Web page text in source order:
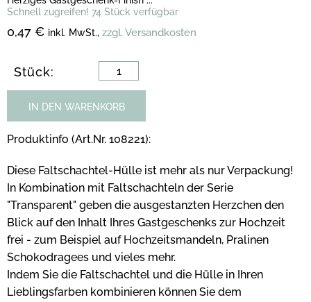
Schnell zugreifen! 74 Stück verfügbar
0,47 € inkl. MwSt., zzgl. Versandkosten
Stück:
IN DEN WARENKORB
Produktinfo (Art.Nr. 108221):
Diese Faltschachtel-Hülle ist mehr als nur Verpackung!
In Kombination mit Faltschachteln der Serie
"Transparent" geben die ausgestanzten Herzchen den
Blick auf den Inhalt Ihres Gastgeschenks zur Hochzeit
frei - zum Beispiel auf Hochzeitsmandeln, Pralinen
Schokodragees und vieles mehr.
Indem Sie die Faltschachtel und die Hülle in Ihren
Lieblingsfarben kombinieren können Sie dem